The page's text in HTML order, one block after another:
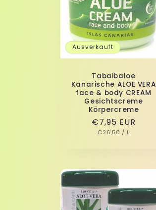
Ausverkauft
Tabaibaloe
Kanarische ALOE VERA
face & body CREAM
Gesichtscreme
Körpercreme
Normaler
Preis
€7,95 EUR
GRUNDPREIS
€26,50 / PRO
L